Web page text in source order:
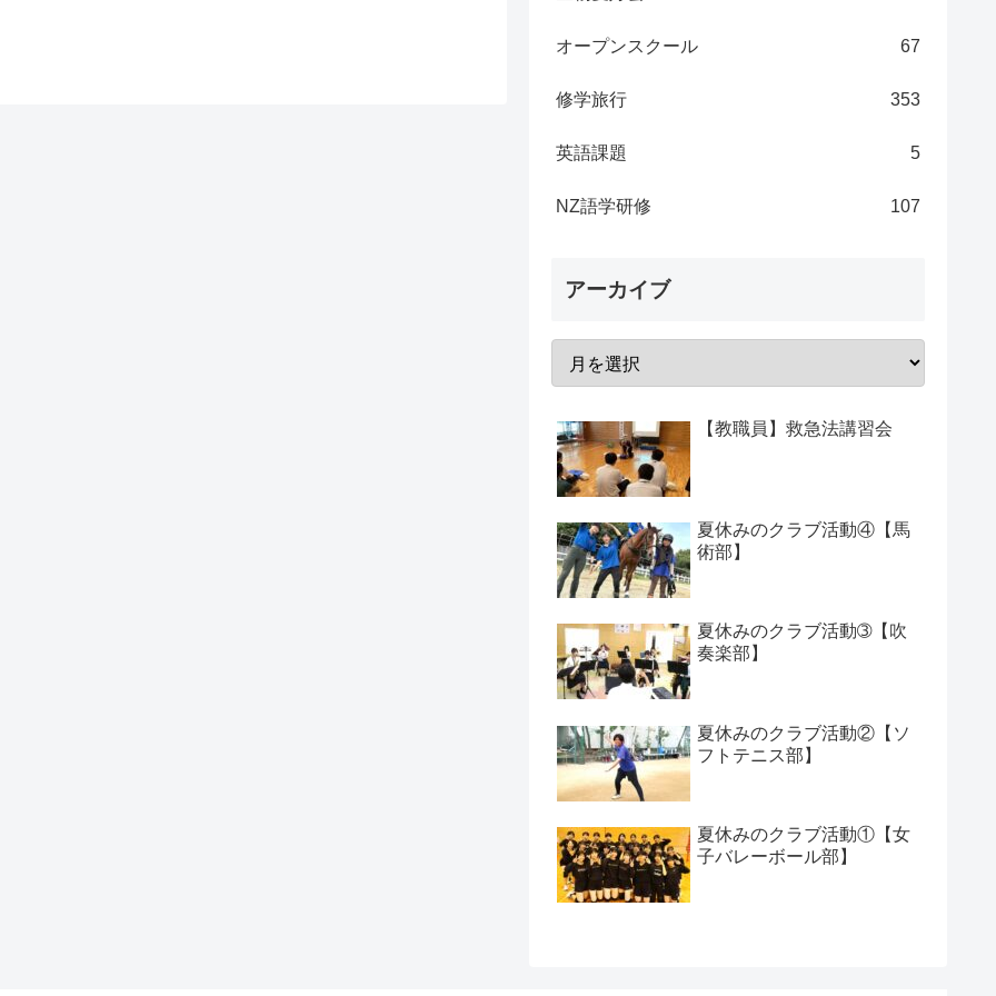
オープンスクール 67
修学旅行 353
英語課題 5
NZ語学研修 107
アーカイブ
【教職員】救急法講習会
夏休みのクラブ活動④【馬
術部】
夏休みのクラブ活動➂【吹
奏楽部】
夏休みのクラブ活動②【ソ
フトテニス部】
夏休みのクラブ活動①【女
子バレーボール部】